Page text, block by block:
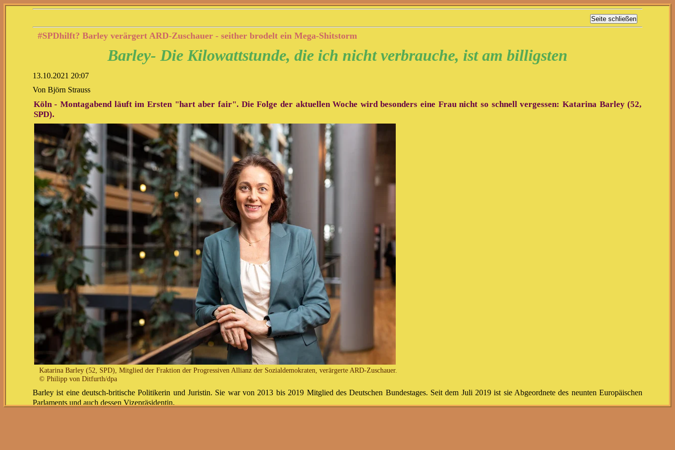
#SPDhilft? Barley verärgert ARD-Zuschauer - seither brodelt ein Mega-Shitstorm
Barley- Die Kilowattstunde, die ich nicht verbrauche, ist am billigsten
13.10.2021 20:07
Von Björn Strauss
Köln - Montagabend läuft im Ersten "hart aber fair". Die Folge der aktuellen Woche wird besonders eine Frau nicht so schnell vergessen: Katarina Barley (52,
SPD).
Katarina Barley (52, SPD), Mitglied der Fraktion der Progressiven Allianz der Sozialdemokraten, verärgerte ARD-Zuschauer.
© Philipp von Ditfurth/dpa
Barley ist eine deutsch-britische Politikerin und Juristin. Sie war von 2013 bis 2019 Mitglied des Deutschen Bundestages. Seit dem Juli 2019 ist sie Abgeordnete des neunten Europäischen
Parlaments und auch dessen Vizepräsidentin.